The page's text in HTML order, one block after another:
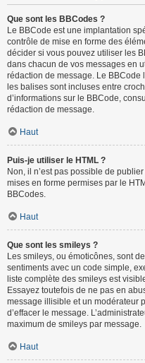
Que sont les BBCodes ?
Le BBCode est une implantation
contrôle de mise en forme des
décider si vous pouvez utiliser les
dans chacun de vos messages en
rédaction de message. Le BBCode
les balises sont incluses entre
d’informations sur le BBCode,
rédaction de message.
Haut
Puis-je utiliser le HTML ?
Non, il n’est pas possible de
mises en forme permises par le
BBCodes.
Haut
Que sont les smileys ?
Les smileys, ou émoticônes, sont
sentiments avec un code simple,
liste complète des smileys est
Essayez toutefois de ne pas en
message illisible et un modérateur
d’effacer le message.
maximum de smileys par message.
Haut